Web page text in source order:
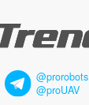
@prorobots
@proUAV